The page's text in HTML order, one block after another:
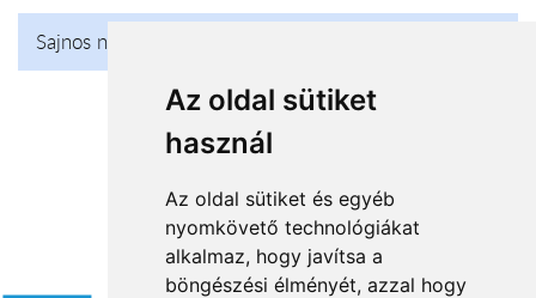
Az oldal sütiket
használ
Az oldal sütiket és egyéb
nyomkövető technológiákat
alkalmaz, hogy javítsa a
böngészési élményét, azzal hogy
Sajnos nincs talalat!
Elfogadott fizetési módok